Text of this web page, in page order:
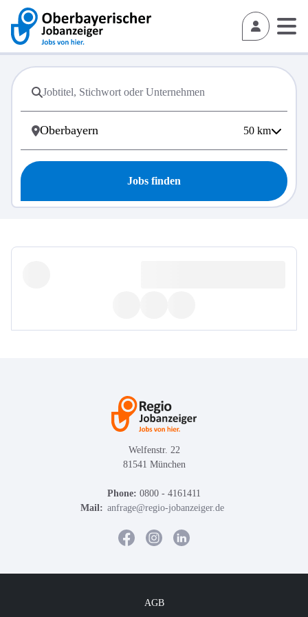
50 km
Jobs finden
Welfenstr. 22
81541 München
Phone: 0800 - 4161411
Mail: anfrage@regio-jobanzeiger.de
AGB